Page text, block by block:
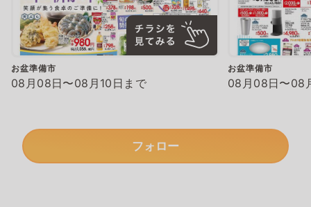
お盆準備市
08月08日〜08月10日まで
お盆準備市
08月08日〜08
フォロー